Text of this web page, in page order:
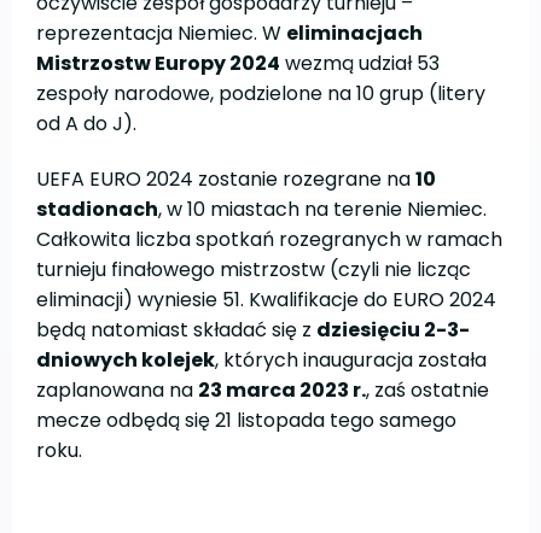
reprezentacja Niemiec. W eliminacjach
Mistrzostw Europy 2024 wezmą udział 53
zespoły narodowe, podzielone na 10 grup (litery
od A do J).
UEFA EURO 2024 zostanie rozegrane na10
stadionach, w 10 miastach na terenie Niemiec.
Całkowita liczba spotkań rozegranych w ramach
turnieju finałowego mistrzostw (czyli nie licząc
eliminacji) wyniesie 51. Kwalifikacje do EURO 2024
będą natomiast składać się z dziesięciu 2-3-
dniowych kolejek, których inauguracja została
zaplanowana na 23 marca 2023 r., zaś ostatnie
mecze odbędą się 21 listopada tego samego
roku.